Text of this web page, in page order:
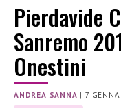
Pierdavide
Sanremo
Onestini
ANDREA SANNA |7